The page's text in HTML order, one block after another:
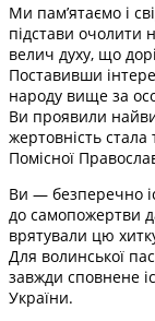
Ми пам’ятаємо і
підстави очолити
велич духу, що
Поставивши
народу вище за
Ви проявили
жертовність
Помісної
Ви — безперечно
до самопожертви
врятували цю
Для волинської
завжди сповнене
України.